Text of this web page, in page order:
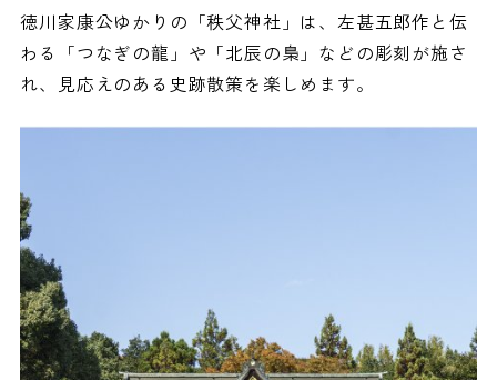
徳川家康公ゆかりの「秩父神社」は、左甚五郎作と伝
わる「つなぎの龍」や「北辰の梟」などの彫刻が施さ
れ、見応えのある史跡散策を楽しめます。